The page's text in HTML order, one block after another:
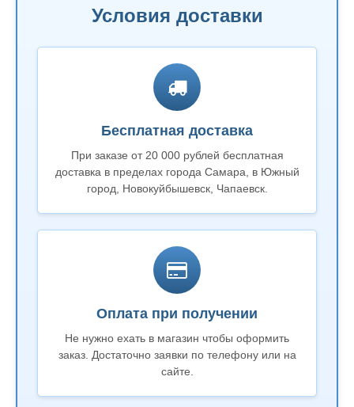
Условия доставки
Бесплатная доставка
При заказе от 20 000 рублей бесплатная
доставка в пределах города Самара, в Южный
город, Новокуйбышевск, Чапаевск.
Оплата при получении
Не нужно ехать в магазин чтобы оформить
заказ. Достаточно заявки по телефону или на
сайте.